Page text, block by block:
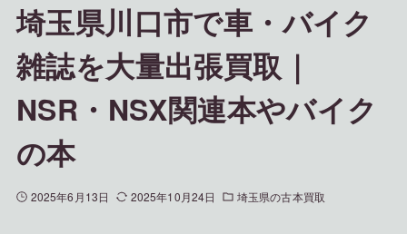
埼玉県川口市で車・バイク
雑誌を大量出張買取｜
NSR・NSX関連本やバイク
の本
2025年6月13日 2025年10月24日 埼玉県の古本買取